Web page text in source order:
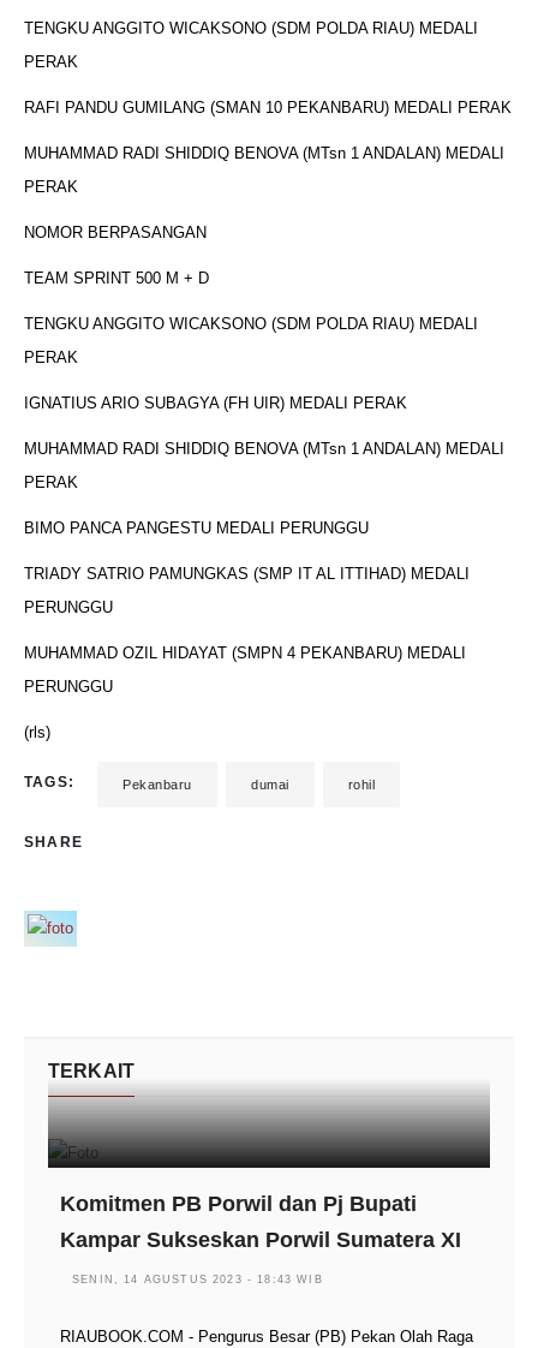
TENGKU ANGGITO WICAKSONO (SDM POLDA RIAU) MEDALI
PERAK
RAFI PANDU GUMILANG (SMAN 10 PEKANBARU) MEDALI PERAK
MUHAMMAD RADI SHIDDIQ BENOVA (MTsn 1 ANDALAN) MEDALI
PERAK
NOMOR BERPASANGAN
TEAM SPRINT 500 M + D
TENGKU ANGGITO WICAKSONO (SDM POLDA RIAU) MEDALI
PERAK
IGNATIUS ARIO SUBAGYA (FH UIR) MEDALI PERAK
MUHAMMAD RADI SHIDDIQ BENOVA (MTsn 1 ANDALAN) MEDALI
PERAK
BIMO PANCA PANGESTU MEDALI PERUNGGU
TRIADY SATRIO PAMUNGKAS (SMP IT AL ITTIHAD) MEDALI
PERUNGGU
MUHAMMAD OZIL HIDAYAT (SMPN 4 PEKANBARU) MEDALI
PERUNGGU
(rls)
TAGS: Pekanbaru dumai rohil
SHARE
TERKAIT
Komitmen PB Porwil dan Pj Bupati
Kampar Sukseskan Porwil Sumatera XI
SENIN, 14 AGUSTUS 2023 - 18:43 WIB
RIAUBOOK.COM - Pengurus Besar (PB) Pekan Olah Raga